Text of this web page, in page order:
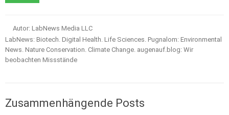
Autor: LabNews Media LLC
LabNews: Biotech. Digital Health. Life Sciences. Pugnalom: Environmental
News. Nature Conservation. Climate Change. augenauf.blog: Wir
beobachten Missstände
Zusammenhängende Posts